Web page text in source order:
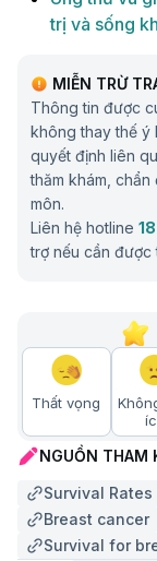
trị và sống
MIỄN TRỪ
Thông tin được
không thay thế ý
quyết định liên
thăm khám,
môn.
Liên hệ hotline
trợ nếu cần được
Thất vọng
NGUỒN THAM
Survival
Breast cancer
Survival for